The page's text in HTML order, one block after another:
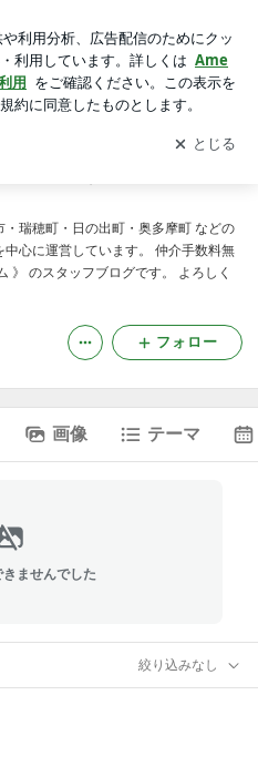
の更新通知
を受け取りまし
開く
瑞穂町・日の出町・奥多摩町 などの
心に運営しています。 仲介手数料無
》 のスタッフブログです。 よろしく
フォロー
画像 テーマ
ませんでした
絞り込みなし